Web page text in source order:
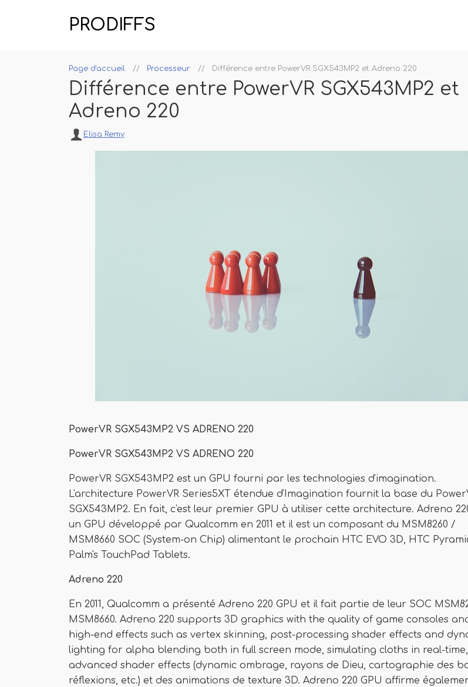
PRODIFFS
Page d'accueil Processeur Différence entre PowerVR SGX543MP2 et Adreno 220
Différence entre PowerVR SGX543MP2 et
Adreno 220
Elisa Remy
PowerVR SGX543MP2 VS ADRENO 220
PowerVR SGX543MP2 VS ADRENO 220
PowerVR SGX543MP2 est un GPU fourni par les technologies d'imagination.
L'architecture PowerVR Series5XT étendue d'Imagination fournit la base du
SGX543MP2. En fait, c'est leur premier GPU à utiliser cette architecture. Adreno
un GPU développé par Qualcomm en 2011 et il est un composant du MSM8260 /
MSM8660 SOC (System-on Chip) alimentant le prochain HTC EVO 3D, HTC
Palm's TouchPad Tablets.
Adreno 220
En 2011, Qualcomm a présenté Adreno 220 GPU et il fait partie de leur SOC
MSM8660. Adreno 220 supports 3D graphics with the quality of game consoles
high-end effects such as vertex skinning, post-processing shader effects and
lighting for alpha blending both in full screen mode, simulating cloths in real-time,
advanced shader effects (dynamic ombrage, rayons de Dieu, cartographie des
réflexions, etc.) et des animations de texture 3D. Adreno 220 GPU affirme